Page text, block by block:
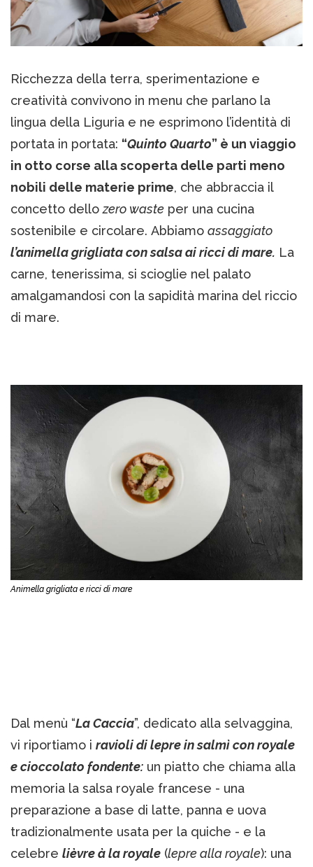
Ricchezza della terra, sperimentazione e
creatività convivono in menu che parlano la
lingua della Liguria e ne esprimono l’identità di
portata in portata: “Quinto Quarto” è un viaggio
in otto corse alla scoperta delle parti meno
nobili delle materie prime, che abbraccia il
concetto dello zero waste per una cucina
sostenibile e circolare. Abbiamo assaggiato
l’animella grigliata con salsa ai ricci di mare. La
carne, tenerissima, si scioglie nel palato
amalgamandosi con la sapidità marina del riccio
di mare.
Animella grigliata e ricci di mare
Dal menù “La Caccia”, dedicato alla selvaggina,
vi riportiamo i ravioli di lepre in salmì con royale
e cioccolato fondente: un piatto che chiama alla
memoria la salsa royale francese - una
preparazione a base di latte, panna e uova
tradizionalmente usata per la quiche - e la
celebre lièvre à la royale (lepre alla royale): una